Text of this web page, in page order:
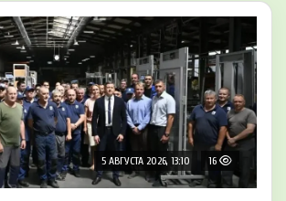
5 АВГУСТА 2026, 13:10 16